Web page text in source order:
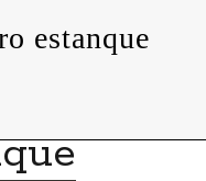
estanque